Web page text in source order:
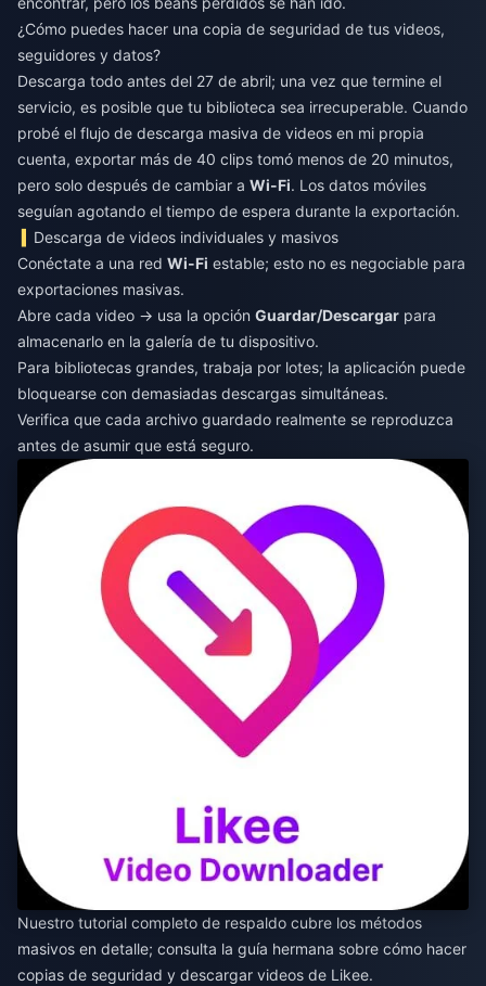
¿Cómo puedes hacer una copia de seguridad de tus videos,
seguidores y datos?
Descarga todo antes del 27 de abril; una vez que termine el
servicio, es posible que tu biblioteca sea irrecuperable. Cuando
probé el flujo de descarga masiva de videos en mi propia
cuenta, exportar más de 40 clips tomó menos de 20 minutos,
pero solo después de cambiar a Wi-Fi. Los datos móviles
seguían agotando el tiempo de espera durante la exportación.
Descarga de videos individuales y masivos
Conéctate a una red Wi-Fi estable; esto no es negociable para
exportaciones masivas.
Abre cada video → usa la opción Guardar/Descargar para
almacenarlo en la galería de tu dispositivo.
Para bibliotecas grandes, trabaja por lotes; la aplicación puede
bloquearse con demasiadas descargas simultáneas.
Verifica que cada archivo guardado realmente se reproduzca
antes de asumir que está seguro.
Nuestro tutorial completo de respaldo cubre los métodos
masivos en detalle; consulta la guía hermana sobre cómo hacer
copias de seguridad y descargar videos de Likee.